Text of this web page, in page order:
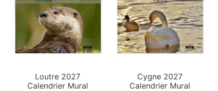
Loutre 2027
Calendrier Mural
Cygne 2027
Calendrier Mural